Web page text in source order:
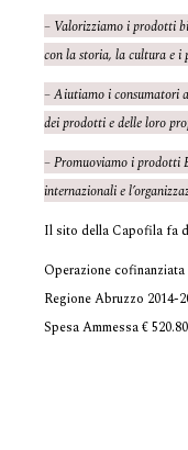
– Valorizziamo i prodotti
con la storia, la cultura e i
– Aiutiamo i consumatori
dei prodotti e delle loro
– Promuoviamo i prodotti
internazionali e
Il sito della Capofila fa
Operazione
Regione Abruzzo 2014-
Spesa Ammessa €